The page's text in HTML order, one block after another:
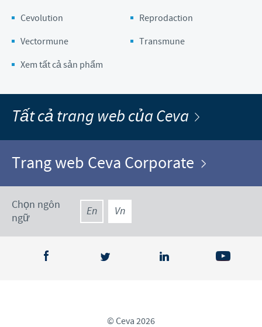
Cevolution
Reprodaction
Vectormune
Transmune
Xem tất cả sản phẩm
Tất cả trang web của Ceva
Trang web Ceva Corporate
Chọn ngôn
ngữ
En Vn
© Ceva 2026